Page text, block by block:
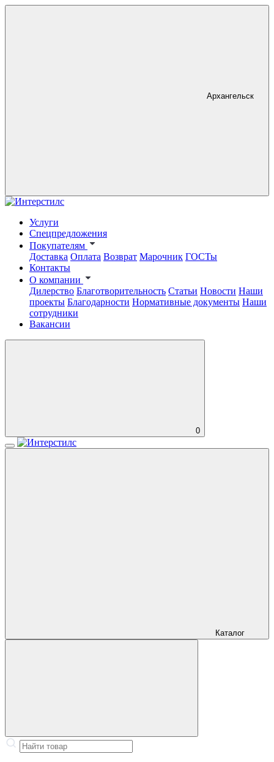
Архангельск
Услуги
Спецпредложения
Покупателям
Доставка Оплата Возврат Марочник ГОСТы
Контакты
О компании
Дилерство Благотворительность Статьи Новости Наши
проекты Благодарности Нормативные документы Наши
сотрудники
Вакансии
0
Каталог